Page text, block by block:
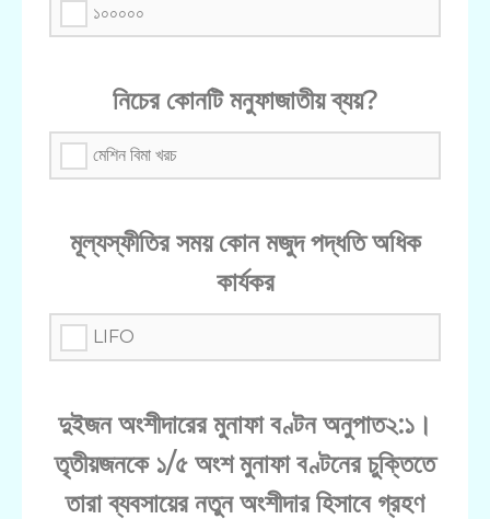
১০০০০০
নিচের কোনটি মনুফাজাতীয় ব্যয়?
মেশিন বিমা খরচ
মূল্যস্ফীতির সময় কোন মজুদ পদ্ধতি অধিক
কার্যকর
LIFO
দুইজন অংশীদারের মুনাফা বণ্টন অনুপাত২:১।
তৃতীয়জনকে ১/৫ অংশ মুনাফা বণ্টনের চুক্তিতে
তারা ব্যবসায়ের নতুন অংশীদার হিসাবে গ্রহণ